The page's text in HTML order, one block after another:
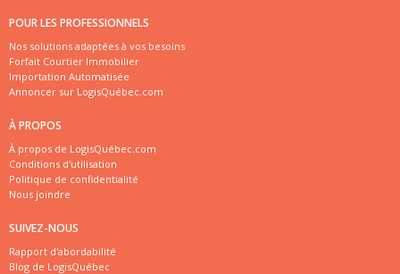
POUR LES PROFESSIONNELS
Nos solutions adaptées à vos besoins
Forfait Courtier Immobilier
Importation Automatisée
Annoncer sur LogisQuébec.com
À PROPOS
À propos de LogisQuébec.com
Conditions d'utilisation
Politique de confidentialité
Nous joindre
SUIVEZ-NOUS
Rapport d'abordabilité
Blog de LogisQuébec